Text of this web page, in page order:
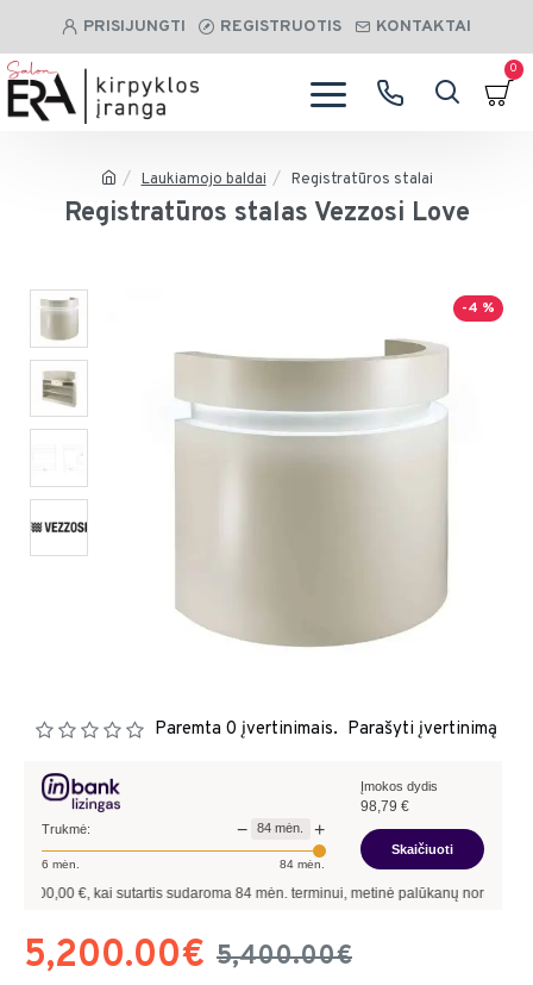
PRISIJUNGTI REGISTRUOTIS KONTAKTAI
0
Laukiamojo baldai Registratūros stalai
Registratūros stalas Vezzosi Love
-4 %
Paremta 0 įvertinimais. Parašyti įvertinimą
5,200.00€ 5,400.00€
Trukmė: − 84 mėn. +
6 mėn. 84mėn.
Įmokos dydis
98,79 €
Skaičiuoti
€, kai sutartis sudaroma84mėn. terminui, metinė palūkanų norma –7,90